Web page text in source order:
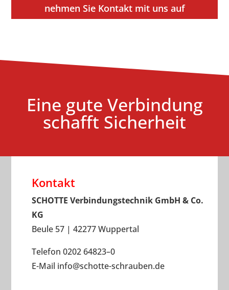
nehmen Sie Kontakt mit uns auf
Eine gute Verbindung
schafft Sicherheit
Kontakt
SCHOTTE Verbindungstechnik GmbH & Co.
KG
Beule 57 | 42277 Wuppertal
Telefon 0202 64823–0
E-Mail info@schotte-schrauben.de